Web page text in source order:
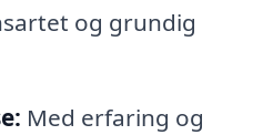
og grundig
Med erfaring og